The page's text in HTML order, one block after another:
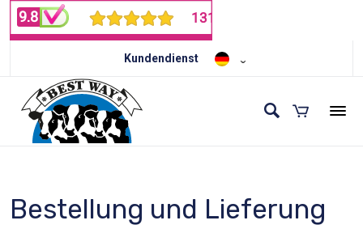
Kundendienst
Bestellung und Lieferung